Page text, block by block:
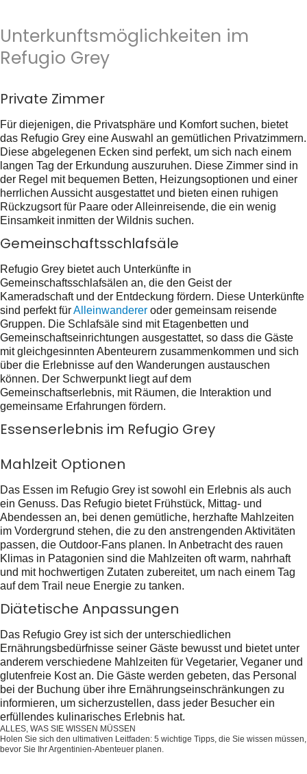
Unterkunftsmöglichkeiten im
Refugio Grey
Private Zimmer
Für diejenigen, die Privatsphäre und Komfort suchen, bietet
das Refugio Grey eine Auswahl an gemütlichen Privatzimmern.
Diese abgelegenen Ecken sind perfekt, um sich nach einem
langen Tag der Erkundung auszuruhen. Diese Zimmer sind in
der Regel mit bequemen Betten, Heizungsoptionen und einer
herrlichen Aussicht ausgestattet und bieten einen ruhigen
Rückzugsort für Paare oder Alleinreisende, die ein wenig
Einsamkeit inmitten der Wildnis suchen.
Gemeinschaftsschlafsäle
Refugio Grey bietet auch Unterkünfte in
Gemeinschaftsschlafsälen an, die den Geist der
Kameradschaft und der Entdeckung fördern. Diese Unterkünfte
sind perfekt fürAlleinwanderer oder gemeinsam reisende
Gruppen. Die Schlafsäle sind mit Etagenbetten und
Gemeinschaftseinrichtungen ausgestattet, so dass die Gäste
mit gleichgesinnten Abenteurern zusammenkommen und sich
über die Erlebnisse auf den Wanderungen austauschen
können. Der Schwerpunkt liegt auf dem
Gemeinschaftserlebnis, mit Räumen, die Interaktion und
gemeinsame Erfahrungen fördern.
Essenserlebnis im Refugio Grey
Mahlzeit Optionen
Das Essen im Refugio Grey ist sowohl ein Erlebnis als auch
ein Genuss. Das Refugio bietet Frühstück, Mittag- und
Abendessen an, bei denen gemütliche, herzhafte Mahlzeiten
im Vordergrund stehen, die zu den anstrengenden Aktivitäten
passen, die Outdoor-Fans planen. In Anbetracht des rauen
Klimas in Patagonien sind die Mahlzeiten oft warm, nahrhaft
und mit hochwertigen Zutaten zubereitet, um nach einem Tag
auf dem Trail neue Energie zu tanken.
Diätetische Anpassungen
Das Refugio Grey ist sich der unterschiedlichen
Ernährungsbedürfnisse seiner Gäste bewusst und bietet unter
anderem verschiedene Mahlzeiten für Vegetarier, Veganer und
glutenfreie Kost an. Die Gäste werden gebeten, das Personal
bei der Buchung über ihre Ernährungseinschränkungen zu
informieren, um sicherzustellen, dass jeder Besucher ein
erfüllendes kulinarisches Erlebnis hat.
ALLES, WAS SIE WISSEN MÜSSEN
Holen Sie sich den ultimativen Leitfaden: 5 wichtige Tipps, die Sie wissen müssen,
bevor Sie Ihr Argentinien-Abenteuer planen.